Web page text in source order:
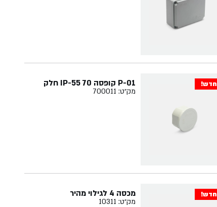
חדש! P-01 קופסה 70 IP-55 חלק
מק״ט: 700011
חדש! מכסה 4 לגילוי מהיר
מק״ט: 10311